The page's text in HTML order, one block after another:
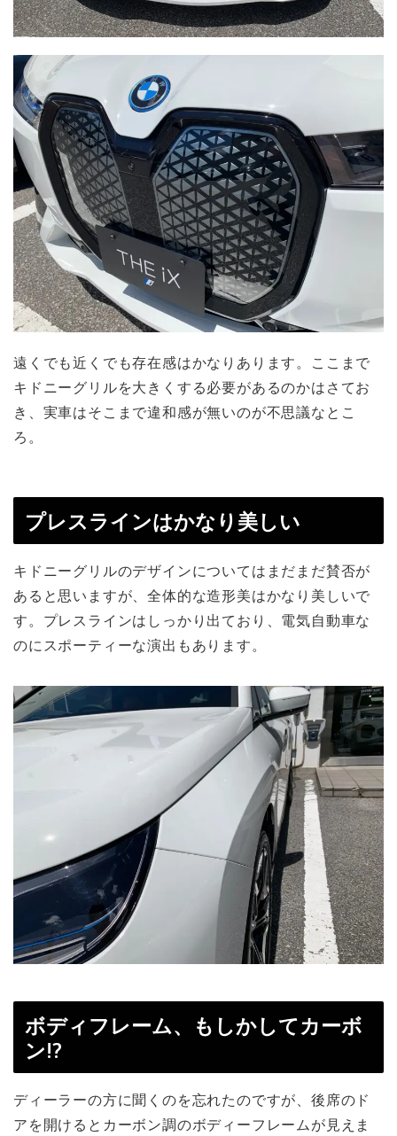
遠くでも近くでも存在感はかなりあります。ここまで
キドニーグリルを大きくする必要があるのかはさてお
き、実車はそこまで違和感が無いのが不思議なとこ
ろ。
プレスラインはかなり美しい
キドニーグリルのデザインについてはまだまだ賛否が
あると思いますが、全体的な造形美はかなり美しいで
す。プレスラインはしっかり出ており、電気自動車な
のにスポーティーな演出もあります。
ボディフレーム、もしかしてカーボ
ン!?
ディーラーの方に聞くのを忘れたのですが、後席のド
アを開けるとカーボン調のボディーフレームが見えま